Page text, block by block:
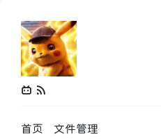
首页 文件管理